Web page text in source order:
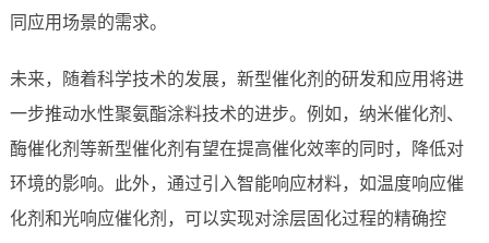
同应用场景的需求。
未来，随着科学技术的发展，新型催化剂的研发和应用将进
一步推动水性聚氨酯涂料技术的进步。例如，纳米催化剂、
酶催化剂等新型催化剂有望在提高催化效率的同时，降低对
环境的影响。此外，通过引入智能响应材料，如温度响应催
化剂和光响应催化剂，可以实现对涂层固化过程的精确控